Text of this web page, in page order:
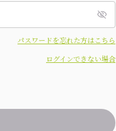
パスワードを忘れた方はこちら
ログインできない場合